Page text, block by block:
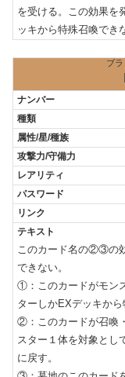
を受ける。この効果を
ッキから特殊召喚でき
ブ
このカード名の②③の
できない。
①：このカードがモン
ターしかEXデッキから
②：このカードが召喚
スター１体を対象とし
に戻す。